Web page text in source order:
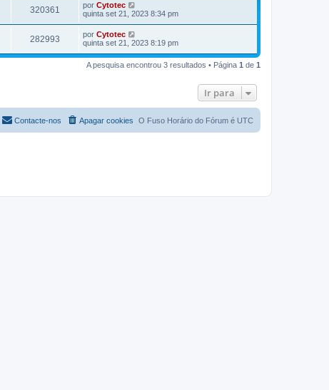
320361 por Cytotec
quinta set 21, 2023 8:34 pm
282993 por Cytotec
quinta set 21, 2023 8:19 pm
A pesquisa encontrou 3 resultados • Página 1 de 1
Ir para
O Fuso Horário do Fórum é UTC
Apagar cookies
Contacte-nos